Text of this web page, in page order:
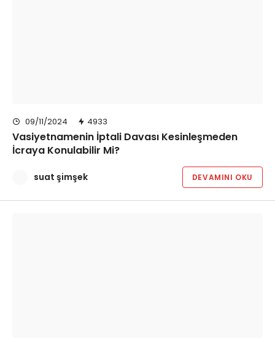
09/11/2024 4933
Vasiyetnamenin İptali Davası Kesinleşmeden
İcraya Konulabilir Mi?
suat şimşek DEVAMINI OKU